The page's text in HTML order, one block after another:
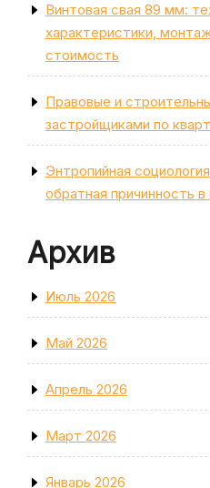
Винтовая свая 89 мм:
характеристики,
стоимость
Правовые и
застройщиками по
Энтропийная
обратная причинность
Архив
Июль 2026
Май 2026
Апрель 2026
Март 2026
Январь 2026